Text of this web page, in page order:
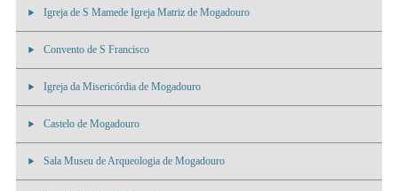
Igreja de S Mamede Igreja Matriz de Mogadouro
Convento de S Francisco
Igreja da Misericórdia de Mogadouro
Castelo de Mogadouro
Sala Museu de Arqueologia de Mogadouro